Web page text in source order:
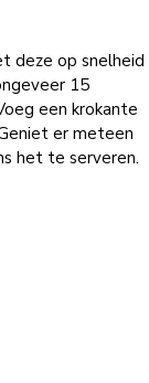
deze op snelheid
15
een krokante
er meteen
het te serveren.